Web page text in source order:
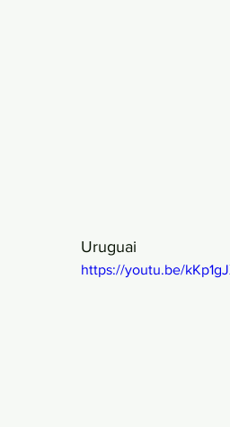
Uruguai
https://youtu.be/